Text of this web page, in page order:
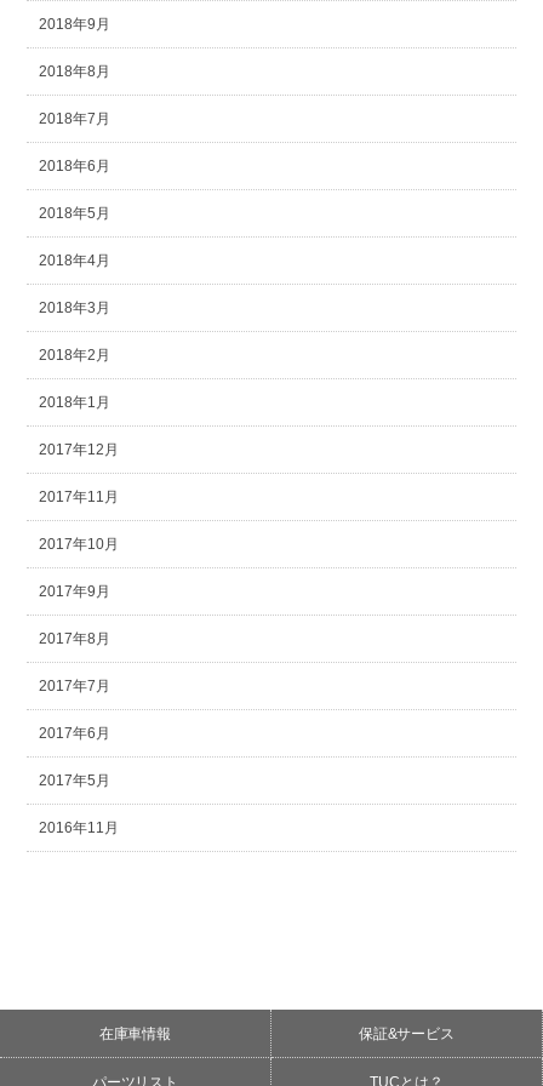
2018年9月
2018年8月
2018年7月
2018年6月
2018年5月
2018年4月
2018年3月
2018年2月
2018年1月
2017年12月
2017年11月
2017年10月
2017年9月
2017年8月
2017年7月
2017年6月
2017年5月
2016年11月
在庫車情報 保証&サービス
パーツリスト TUCとは？